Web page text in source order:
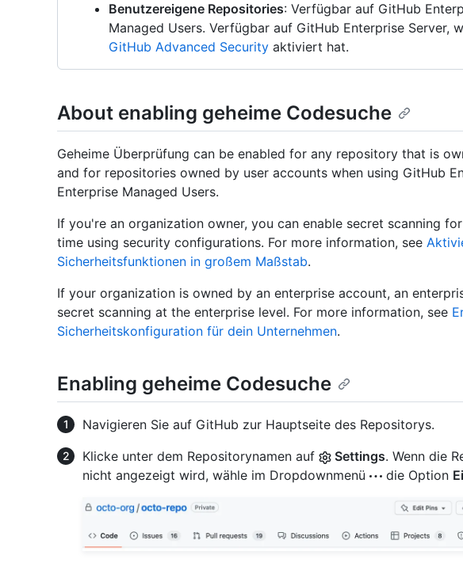
Benutzereigene Repositories: Verfügbar auf GitHub
Managed Users. Verfügbar auf GitHub Enterprise Server,
GitHub Advanced Security aktiviert hat.
About enabling geheime Codesuche
Geheime Überprüfung can be enabled for any repository that is
and for repositories owned by user accounts when using GitHub
Enterprise Managed Users.
If you're an organization owner, you can enable secret scanning
time using security configurations. For more information, see
Sicherheitsfunktionen in großem Maßstab.
If your organization is owned by an enterprise account, an
secret scanning at the enterprise level. For more information, see
Sicherheitskonfiguration für dein Unternehmen.
Enabling geheime Codesuche
Navigieren Sie auf GitHub zur Hauptseite des Repositorys.
Klicke unter dem Repositorynamen auf
Settings. Wenn die
nicht angezeigt wird, wähle im Dropdownmenü
die Option